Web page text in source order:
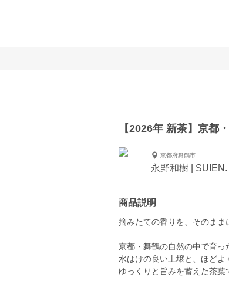
【2026年 新茶】京都
京都府舞鶴市
永野和樹 | SUIEN.
商品説明
摘みたての香りを、そのまま
京都・舞鶴の自然の中で育っ
水はけの良い土壌と、ほどよ
ゆっくりと旨みを蓄えた茶葉